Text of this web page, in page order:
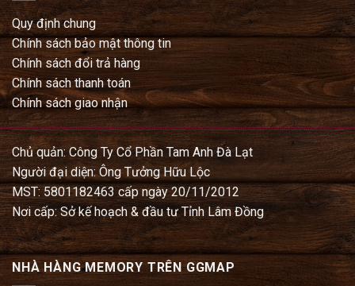
Quy định chung
Chính sách bảo mật thông tin
Chính sách đổi trả hàng
Chính sách thanh toán
Chính sách giao nhận
Chủ quản: Công Ty Cổ Phần Tam Anh Đà Lạt
Người đại diện: Ông Tưởng Hữu Lộc
MST: 5801182463 cấp ngày 20/11/2012
Nơi cấp: Sở kế hoạch & đầu tư Tỉnh Lâm Đồng
NHÀ HÀNG MEMORY TRÊN GGMAP